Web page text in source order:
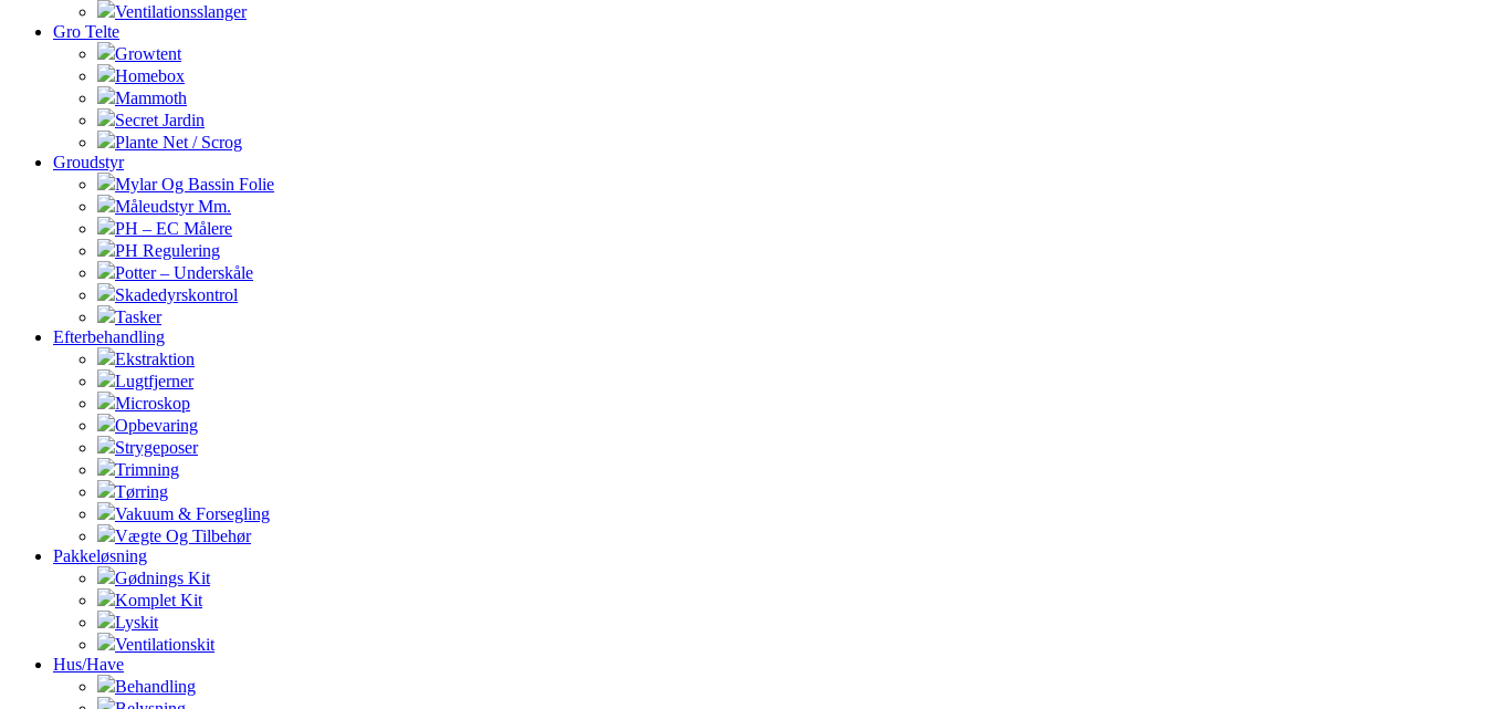
Ventilationsslanger
Gro Telte
Growtent
Homebox
Mammoth
Secret Jardin
Plante Net / Scrog
Groudstyr
Mylar Og Bassin Folie
Måleudstyr Mm.
PH – EC Målere
PH Regulering
Potter – Underskåle
Skadedyrskontrol
Tasker
Efterbehandling
Ekstraktion
Lugtfjerner
Microskop
Opbevaring
Strygeposer
Trimning
Tørring
Vakuum & Forsegling
Vægte Og Tilbehør
Pakkeløsning
Gødnings Kit
Komplet Kit
Lyskit
Ventilationskit
Hus/Have
Behandling